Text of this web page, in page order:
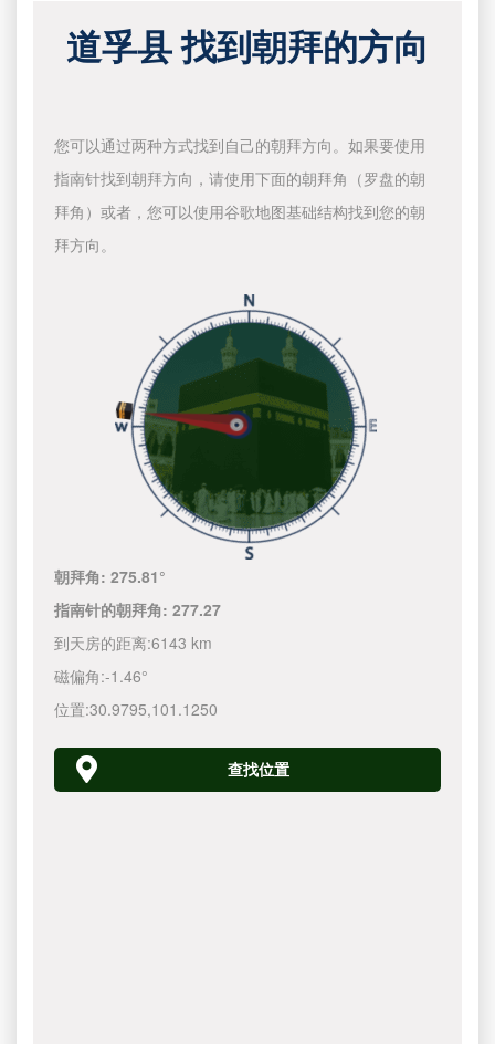
道孚县 找到朝拜的方向
您可以通过两种方式找到自己的朝拜方向。如果要使用
指南针找到朝拜方向，请使用下面的朝拜角（罗盘的朝
拜角）或者，您可以使用谷歌地图基础结构找到您的朝
拜方向。
朝拜角:275.81°
指南针的朝拜角:277.27
到天房的距离:6143 km
磁偏角:-1.46°
位置:30.9795,101.1250
查找位置